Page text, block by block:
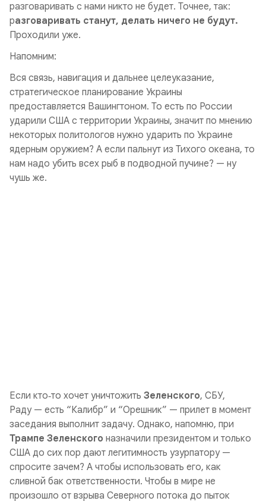
разговаривать с нами никто не будет. Точнее, так:
разговаривать станут, делать ничего не будут.
Проходили уже.
Напомним:
Вся связь, навигация и дальнее целеуказание,
стратегическое планирование Украины
предоставляется Вашингтоном. То есть по России
ударили США с территории Украины, значит по мнению
некоторых политологов нужно ударить по Украине
ядерным оружием? А если пальнут из Тихого океана, то
нам надо убить всех рыб в подводной пучине? — ну
чушь же.
Если кто‑то хочет уничтожить Зеленского, СБУ,
Раду — есть “Калибр” и “Орешник” — прилет в момент
заседания выполнит задачу. Однако, напомню, при
Трампе Зеленского назначили президентом и только
США до сих пор дают легитимность узурпатору —
спросите зачем? А чтобы использовать его, как
сливной бак ответственности. Чтобы в мире не
произошло от взрыва Северного потока до пыток